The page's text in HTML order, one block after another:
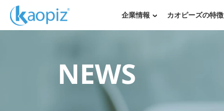
企業情報 カオピーズの特徴
NEWS